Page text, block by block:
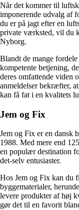
Når det kommer til
imponerende udvalg af
du er på jagt efter en
private værksted, vil du
Nyborg.
Blandt de mange
kompetente betjening,
deres omfattende viden
anmeldelser bekræfter,
kan få fat i en kvalitets
Jem og Fix
Jem og Fix er en dansk
1988. Med mere end
en populær destination
det-selv entusiaster.
Hos Jem og Fix kan du
byggematerialer,
levere produkter af høj
gør det til en favorit